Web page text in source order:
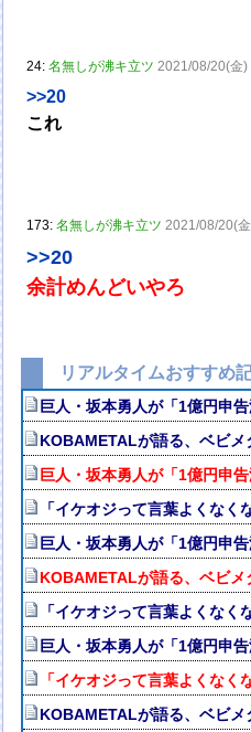
24:名無しが沸キ立ツ 2021/08/20(金
>>20
これ
173:名無しが沸キ立ツ 2021/08/20(
>>20
余計めんどいやろ
リアルタイムおすすめ
巨人・坂本勇人が「1億円申
KOBAMETALが語る、ベビ
巨人・坂本勇人が「1億円申
「イケオジって言葉よくな
巨人・坂本勇人が「1億円申
KOBAMETALが語る、ベビ
「イケオジって言葉よくな
巨人・坂本勇人が「1億円申
「イケオジって言葉よくな
KOBAMETALが語る、ベビ